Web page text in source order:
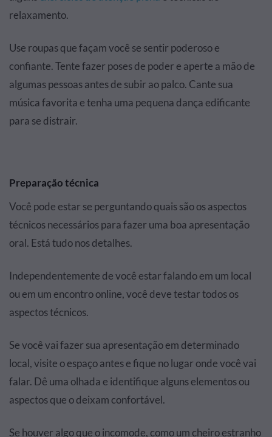
relaxamento.
Use roupas que façam você se sentir poderoso e
confiante. Tente fazer poses de poder e aperte a mão de
algumas pessoas antes de subir ao palco. Cante sua
música favorita e tenha uma pequena dança edificante
para se distrair.
Preparação técnica
Você pode estar se perguntando quais são os aspectos
técnicos necessários para fazer uma boa apresentação
oral. Está tudo nos detalhes.
Independentemente de você estar falando em um local
ou em um encontro online, você deve testar todos os
aspectos técnicos.
Se você vai fazer sua apresentação em determinado
local, visite o espaço antes e fique no lugar onde você vai
falar. Dê uma olhada e identifique alguns elementos ou
aspectos que o deixam confortável.
Se houver algo que o incomode, como um cheiro estranho